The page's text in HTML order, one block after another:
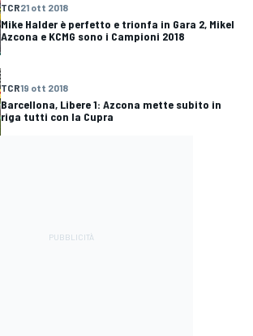
TCR21 ott 2018
Mike Halder è perfetto e trionfa in Gara 2, Mikel
Azcona e KCMG sono i Campioni 2018
TCR19 ott 2018
Barcellona, Libere 1: Azcona mette subito in
riga tutti con la Cupra